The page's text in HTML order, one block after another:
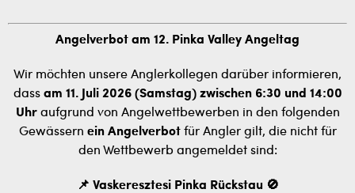
Angelverbot am 12. Pinka Valley Angeltag
Wir möchten unsere Anglerkollegen darüber informieren,
dass am 11. Juli 2026 (Samstag) zwischen 6:30 und 14:00
Uhraufgrund von Angelwettbewerben in den folgenden
Gewässern ein Angelverbotfür Angler gilt, die nicht für
den Wettbewerb angemeldet sind:
📌 Vaskeresztesi Pinka Rückstau 🚫